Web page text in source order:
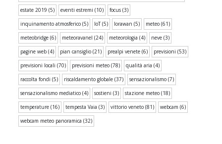
estate 2019 (5) eventi estremi (10) focus (3)
inquinamento atmosferico (5) IoT(5) lorawan (5) meteo (61)
meteobridge (6) meteoravanel (24) meteorologia (4) neve (3)
pagine web (4) pian cansiglio (21) prealpi venete (6) previsioni (53)
previsioni locali (70) previsioni meteo (78) qualità aria (4)
raccolta fondi (5) riscaldamento globale (37) sensazionalismo (7)
sensazionalismo mediatico (4) sostieni (3) stazione meteo (18)
temperature (16) tempesta Vaia (3) vittorio veneto (81) webcam (6)
webcam meteo panoramica (32)